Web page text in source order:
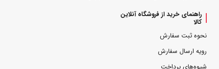
راهنمای خرید از فروشگاه آنلاین
کالا
نحوه ثبت سفارش
رویه ارسال سفارش
شیوه‌های پرداخت